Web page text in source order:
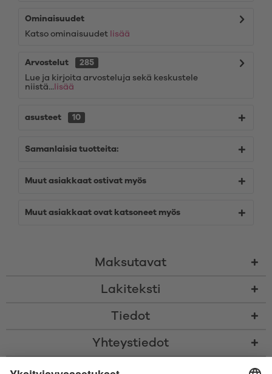
Ominaisuudet
Katso ominaisuudet lisää
Arvostelut
285
Lue ja kirjoita arvosteluja sekä keskustele
niistä... lisää
asusteet 10
Samanlaisia tuotteita:
Muut asiakkaat ostivat myös
Muut asiakkaat ovat katsoneet myös
Maksutavat
Lakiteksti
Tiedot
Yhteystiedot
sekä